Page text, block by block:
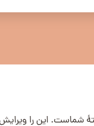
شماست. این را